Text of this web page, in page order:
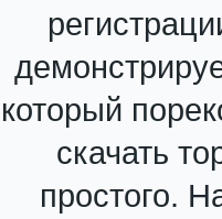
который
скачать
простого.